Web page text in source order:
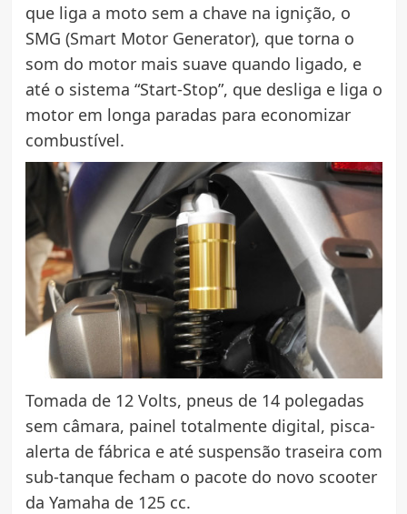
que liga a moto sem a chave na ignição, o
SMG (Smart Motor Generator), que torna o
som do motor mais suave quando ligado, e
até o sistema “Start-Stop”, que desliga e liga o
motor em longa paradas para economizar
combustível.
Tomada de 12 Volts, pneus de 14 polegadas
sem câmara, painel totalmente digital, pisca-
alerta de fábrica e até suspensão traseira com
sub-tanque fecham o pacote do novo scooter
da Yamaha de 125 cc.